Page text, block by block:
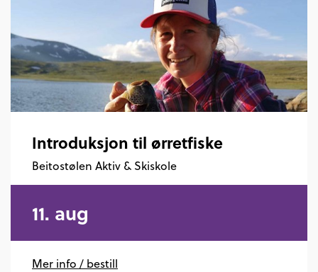
Introduksjon til ørretfiske
Beitostølen Aktiv & Skiskole
11. aug
Mer info / bestill